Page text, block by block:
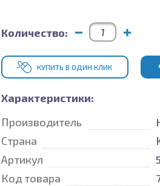
Количество:
КУПИТЬ В ОДИН КЛИК
Характеристики:
Производитель
Страна
Артикул
Код товара